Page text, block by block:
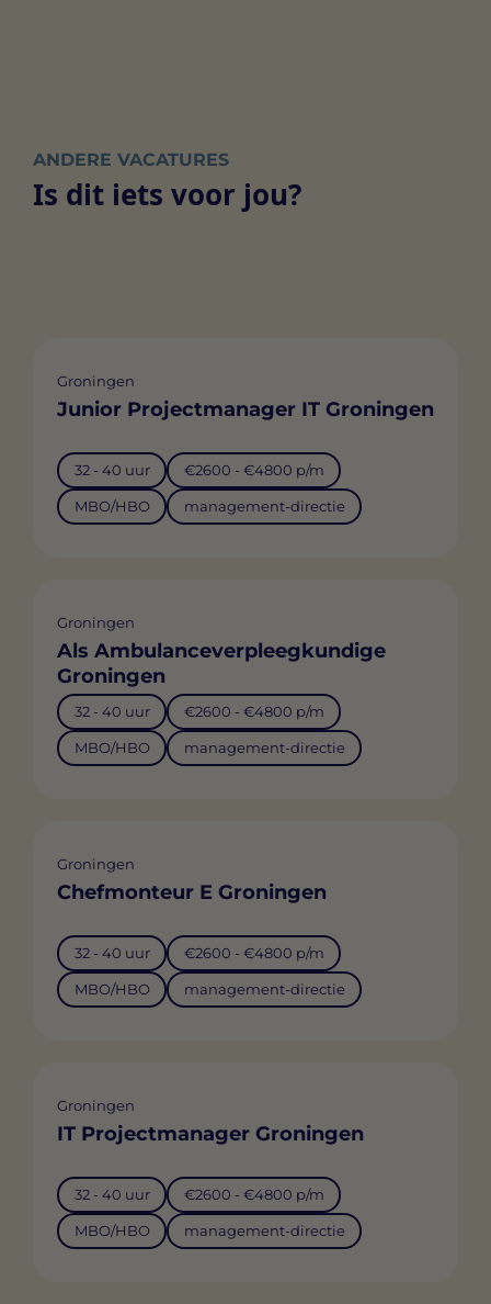
ANDERE VACATURES
Is dit iets voor jou?
Groningen
Junior Projectmanager IT Groningen
32 - 40 uur €2600 - €4800 p/m
MBO/HBO management-directie
Groningen
Als Ambulanceverpleegkundige
Groningen
32 - 40 uur €2600 - €4800 p/m
MBO/HBO management-directie
Groningen
Chefmonteur E Groningen
32 - 40 uur €2600 - €4800 p/m
MBO/HBO management-directie
Groningen
IT Projectmanager Groningen
32 - 40 uur €2600 - €4800 p/m
MBO/HBO management-directie